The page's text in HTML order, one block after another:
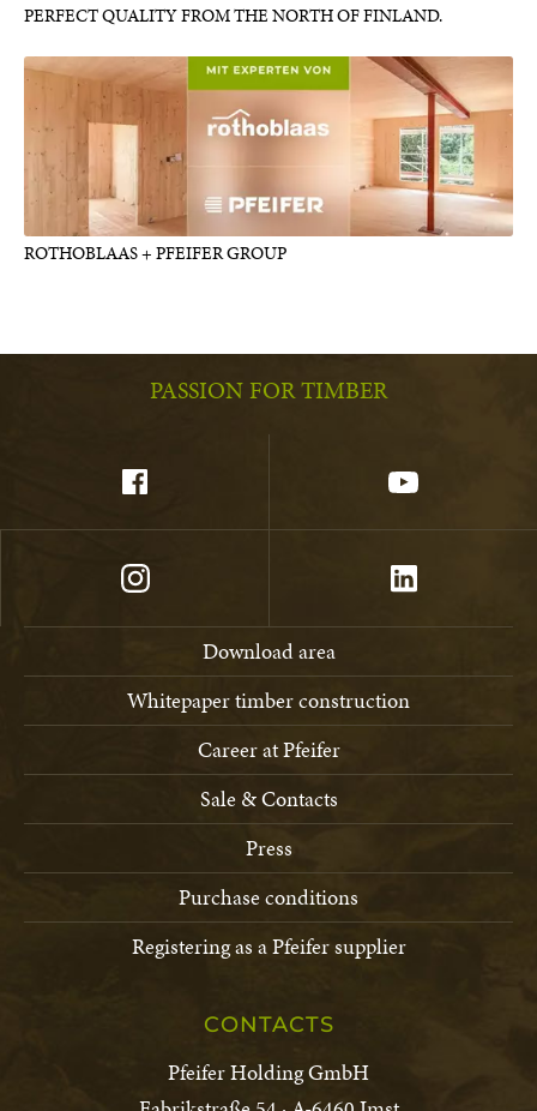
PERFECT QUALITY FROM THE NORTH OF FINLAND.
ROTHOBLAAS + PFEIFER GROUP
PASSION FOR TIMBER
Download area
Whitepaper timber construction
Career at Pfeifer
Sale & Contacts
Press
Purchase conditions
Registering as a Pfeifer supplier
CONTACTS
Pfeifer Holding GmbH